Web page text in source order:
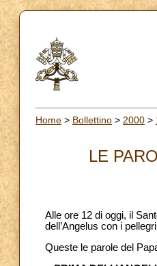
Home > Bollettino > 2000 >
LE
Alle ore 12 di oggi, il
dell’Angelus con i
Queste le parole del